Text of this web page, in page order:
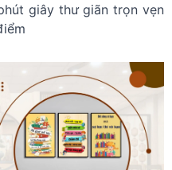
giây thư giãn trọn vẹn